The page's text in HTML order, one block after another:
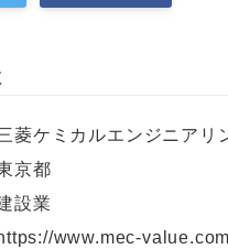
菱ケミカルエンジニアリ
京都
設業
www.mec-value.com